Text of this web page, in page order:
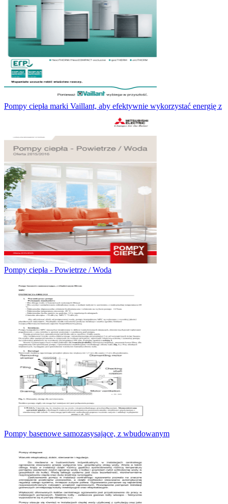
Pompy ciepła marki Vaillant, aby efektywnie wykorzystać energię z
Pompy ciepła - Powietrze / Woda
Pompy basenowe samozasysające, z wbudowanym